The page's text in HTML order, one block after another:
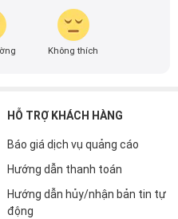
Không thích
HỖ TRỢ KHÁCH HÀNG
Báo giá dịch vụ quảng cáo
Hướng dẫn thanh toán
Hướng dẫn hủy/nhận bản tin tự
động